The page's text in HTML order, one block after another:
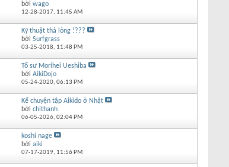
bởi wago
12-28-2017, 11:45 AM
Kỹ thuật thả lỏng !???
bởi Surfgrass
03-25-2018, 11:48 PM
Tổ sư Morihei Ueshiba
bởi AikiDojo
05-24-2020, 06:13 PM
Kể chuyện tập Aikido ở Nhật
bởi chithanh
06-05-2026, 02:04 PM
koshi nage
bởi aiki
07-17-2019, 11:56 PM